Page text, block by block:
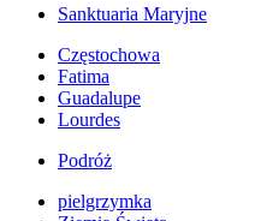
Sanktuaria Maryjne
Częstochowa
Fatima
Guadalupe
Lourdes
Podróż
pielgrzymka